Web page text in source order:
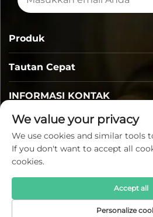
Tautan Cepat
Produk
INFORMASI KONTAK
Hak Cipta © Lumi Photoelectric
Seluruh Hak Dilindungi Undang-
We value your privacy
We use cookies and similar tools
If you don't want to accept all
cookies.
Personalize
Accept all